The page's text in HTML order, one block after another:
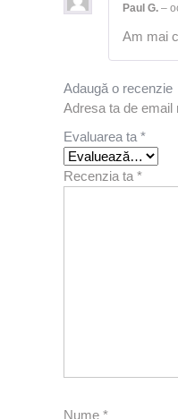
Paul G. –
Am mai
Adaugă o recenzie
Adresa ta de email
Evaluarea ta *
Recenzia ta *
Nume *